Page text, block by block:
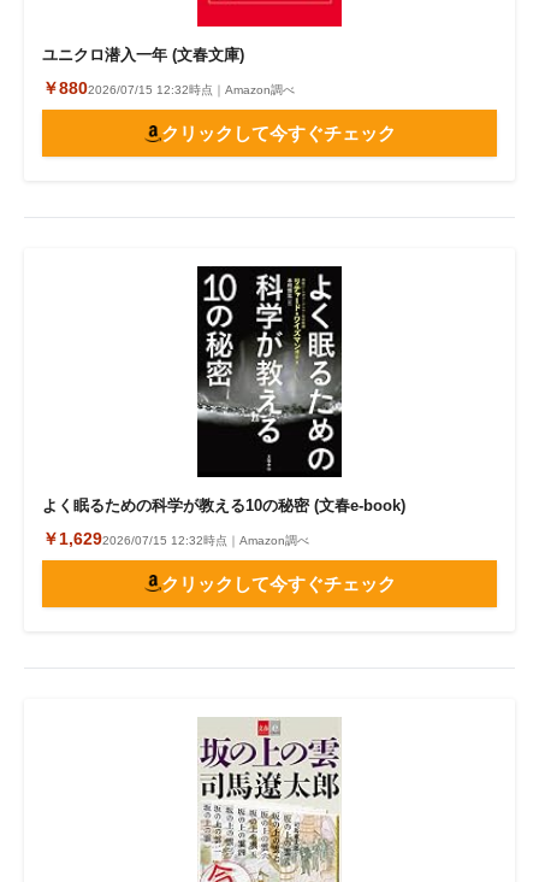
ユニクロ潜入一年 (文春文庫)
￥8802026/07/15 12:32時点｜Amazon調べ
クリックして今すぐチェック
よく眠るための科学が教える10の秘密 (文春e-book)
￥1,6292026/07/15 12:32時点｜Amazon調べ
クリックして今すぐチェック